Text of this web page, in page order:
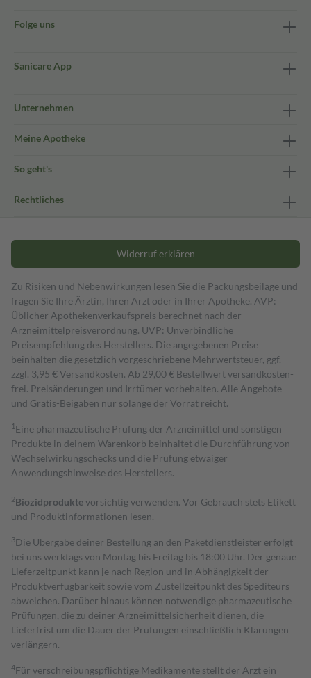
Folge uns
Sanicare App
Unternehmen
Meine Apotheke
So geht's
Rechtliches
Widerruf erklären
Zu Risiken und Nebenwirkungen lesen Sie die Packungsbeilage und
fragen Sie Ihre Ärztin, Ihren Arzt oder in Ihrer Apotheke. AVP:
Üblicher Apothekenverkaufspreis berechnet nach der
Arzneimittelpreisverordnung. UVP: Unverbindliche
Preisempfehlung des Herstellers. Die angegebenen Preise
beinhalten die gesetzlich vorgeschriebene Mehrwertsteuer, ggf.
zzgl. 3,95 € Versandkosten. Ab 29,00 € Bestell­wert versand­kosten­
frei. Preisänderungen und Irrtümer vorbehalten. Alle Angebote
und Gratis-Beigaben nur solange der Vorrat reicht.
1 Eine pharmazeutische Prüfung der Arzneimittel und sonstigen
Produkte in deinem Warenkorb beinhaltet die Durchführung von
Wechselwirkungschecks und die Prüfung etwaiger
Anwendungshinweise des Herstellers.
2Biozidproduktevorsichtig verwenden. Vor Gebrauch stets Etikett
und Produktinformationen lesen.
3Die Übergabe deiner Bestellung an den Paketdienstleister erfolgt
bei uns werktags von Montag bis Freitag bis 18:00 Uhr. Der genaue
Lieferzeitpunkt kann je nach Region und in Abhängigkeit der
Produktverfügbarkeit sowie vom Zustellzeitpunkt des Spediteurs
abweichen. Darüber hinaus können notwendige pharmazeutische
Prüfungen, die zu deiner Arzneimittelsicherheit dienen, die
Lieferfrist um die Dauer der Prüfungen einschließlich Klärungen
verlängern.
4Für verschreibungspflichtige Medikamente stellt der Arzt ein